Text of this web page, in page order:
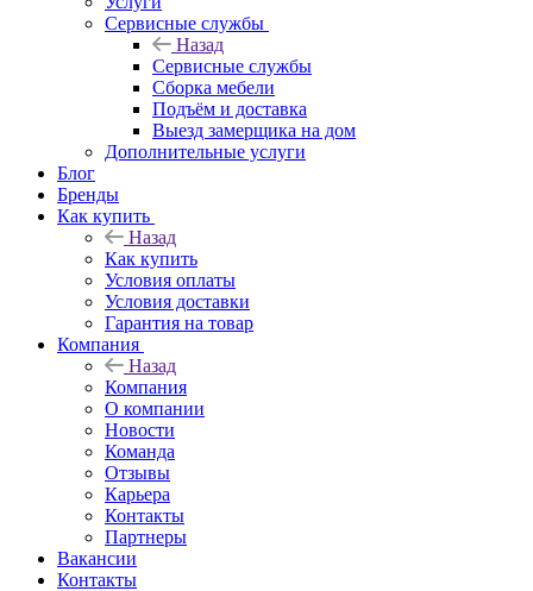
Сервисные службы
Назад
Сервисные службы
Сборка мебели
Подъём и доставка
Выезд замерщика на дом
Дополнительные услуги
Блог
Бренды
Как купить
Назад
Как купить
Условия оплаты
Условия доставки
Гарантия на товар
Компания
Назад
Компания
О компании
Новости
Команда
Отзывы
Карьера
Контакты
Партнеры
Вакансии
Контакты